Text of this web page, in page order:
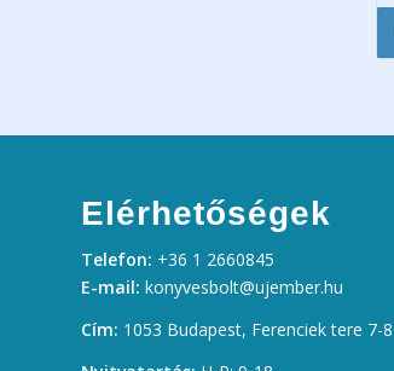
Elérhetőségek
Telefon: +36 1 2660845
E-mail: konyvesbolt@ujember.hu
Cím: 1053 Budapest, Ferenciek tere 7-8.